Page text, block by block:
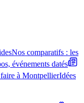
Nos comparatifs : les
événements datés
à MontpellierIdées